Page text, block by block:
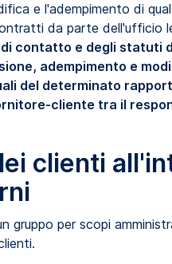
e l'adempimento di
da parte dell'ufficio
contatto e degli
adempimento e
del determinato
cliente tra il
clienti
gruppo per scopi